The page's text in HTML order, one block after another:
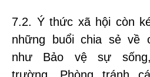
7.2. Ý thức xã hội còn
những buổi chia sẻ về
như Bảo vệ sự